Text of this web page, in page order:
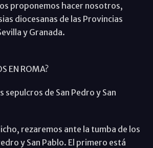
proponemos hacer nosotros,
diocesanas de las Provincias
y Granada.
EN ROMA?
sepulcros de San Pedro y San
rezaremos ante la tumba de los
y San Pablo. El primero está